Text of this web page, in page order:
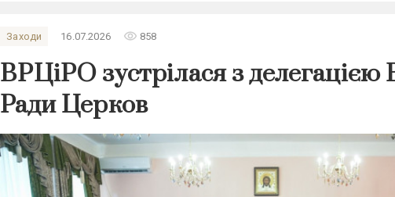
Заходи 16.07.2026 remove_red_eye 858
ВРЦіРО зустрілася з делегацією
Ради Церков